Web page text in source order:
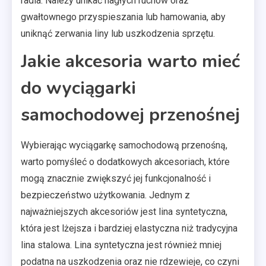
gwałtownego przyspieszania lub hamowania, aby
uniknąć zerwania liny lub uszkodzenia sprzętu.
Jakie akcesoria warto mieć
do wyciągarki
samochodowej przenośnej
Wybierając wyciągarkę samochodową przenośną,
warto pomyśleć o dodatkowych akcesoriach, które
mogą znacznie zwiększyć jej funkcjonalność i
bezpieczeństwo użytkowania. Jednym z
najważniejszych akcesoriów jest lina syntetyczna,
która jest lżejsza i bardziej elastyczna niż tradycyjna
lina stalowa. Lina syntetyczna jest również mniej
podatna na uszkodzenia oraz nie rdzewieje, co czyni